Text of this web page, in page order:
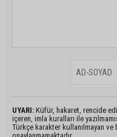
UYARI: Küfür, hakaret, rencide
içeren, imla kuralları ile
Türkçe karakter kullanılmayan ve